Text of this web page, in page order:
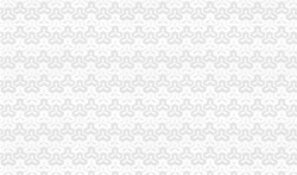
江津局重庆注销分公司五个提升服务区域
沙坪坝局着力提高监管执法的重庆注销税
南岸局代理注销分公司立足现行体制推进
梁平局梁山二所“六到村社”重庆分公司注
潼南局分公司营业执照注销四举措贴近实
万州局实施“三抓”重庆分公司注销创新消
渝北区以优惠政策助推个经济迅猛发展